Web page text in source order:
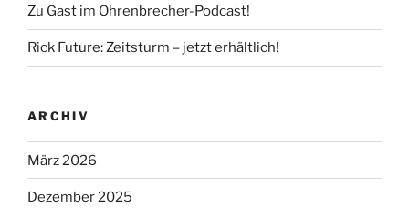
Zu Gast im Ohrenbrecher-Podcast!
Rick Future: Zeitsturm – jetzt erhältlich!
ARCHIV
März 2026
Dezember 2025